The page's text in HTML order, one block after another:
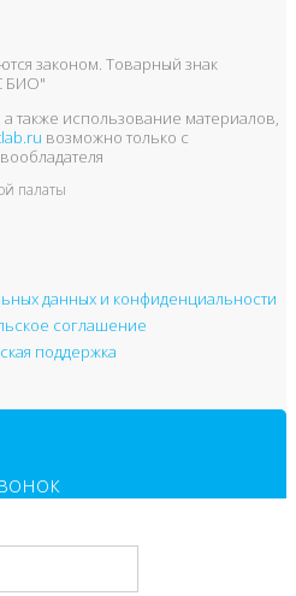
законом. Товарный знак
БИО"
также использование материалов,
возможно только с
палаты
данных и конфиденциальности
соглашение
поддержка